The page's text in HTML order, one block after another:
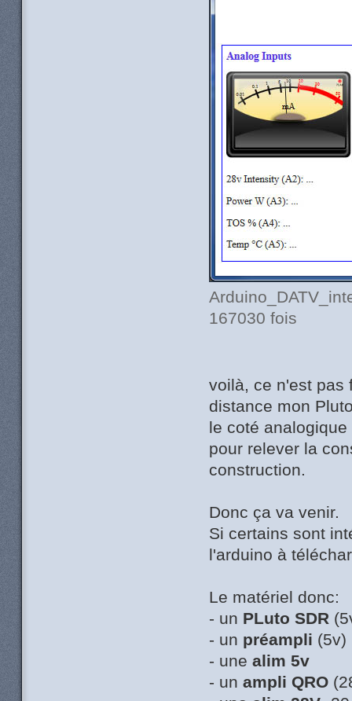
167030 fois
voilà, ce n'est pas
distance mon
le coté
pour relever la
construction.
Donc ça va venir.
Si certains sont
l'arduino à
Le matériel donc:
- un PLuto SDR
- un préampli (5v)
- une alim 5v
- unampli QRO